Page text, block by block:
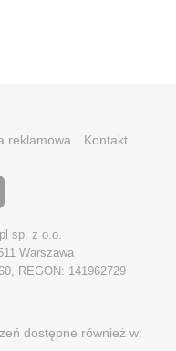
reklamowa Kontakt
sp. z o.o.
Warszawa
REGON: 141962729
dostępne również w: